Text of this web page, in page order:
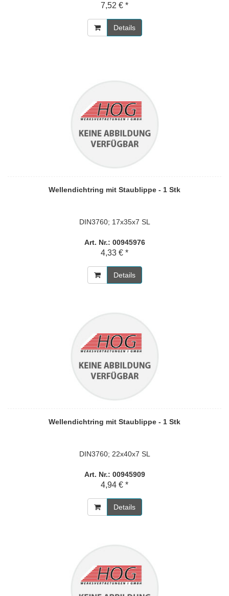
7,52 € *
Details
Wellendichtring mit Staublippe - 1 Stk
DIN3760; 17x35x7 SL
Art. Nr.: 00945976
4,33 € *
Details
Wellendichtring mit Staublippe - 1 Stk
DIN3760; 22x40x7 SL
Art. Nr.: 00945909
4,94 € *
Details